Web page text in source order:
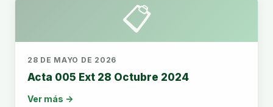
📋
28 DE MAYO DE 2026
Acta 005 Ext 28 Octubre 2024
Ver más →